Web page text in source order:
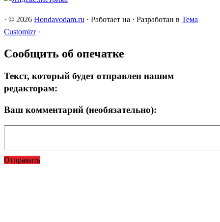
· © 2026 Hondavodam.ru · Работает на · Разработан в Тема
Customizr ·
Сообщить об опечатке
Текст, который будет отправлен нашим
редакторам:
Ваш комментарий (необязательно):
Отправить